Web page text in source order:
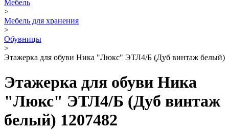
Мебель
>
Мебель для хранения
>
Обувницы
>
Этажерка для обуви Ника "Люкс" ЭТЛ4/Б (Дуб винтаж белый)
Этажерка для обуви Ника
"Люкс" ЭТЛ4/Б (Дуб винтаж
белый) 1207482